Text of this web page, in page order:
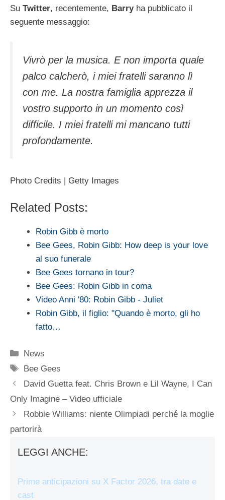
Su Twitter, recentemente, Barryha pubblicato il
seguente messaggio:
Vivrò per la musica. E non importa quale
palco calcherò, i miei fratelli saranno lì
con me. La nostra famiglia apprezza il
vostro supporto in un momento così
difficile. I miei fratelli mi mancano tutti
profondamente.
Photo Credits | Getty Images
Related Posts:
Robin Gibb è morto
Bee Gees, Robin Gibb: How deep is your love
al suo funerale
Bee Gees tornano in tour?
Bee Gees: Robin Gibb in coma
Video Anni '80: Robin Gibb - Juliet
Robin Gibb, il figlio: "Quando è morto, gli ho
fatto…
Categorie
News
Tag
Bee Gees
David Guetta feat. Chris Brown e Lil Wayne, I Can
Only Imagine – Video ufficiale
Robbie Williams: niente Olimpiadi perché la moglie
partorirà
LEGGI ANCHE:
Prime anticipazioni su X Factor 2026, tra date e
cast